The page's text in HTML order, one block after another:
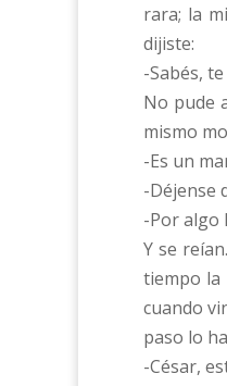
rara; la
dijiste:
-Sabés,
No pude
mismo
-Es un
-Déjense
-Por algo
Y se
tiempo la
cuando
paso lo
-César,